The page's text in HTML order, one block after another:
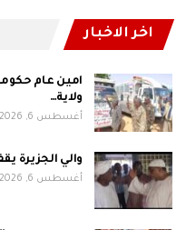
اخر الاخبار
امين عام
ولاية…
أغسطس 6, 2026
والي الجزيرة
أغسطس 6, 2026